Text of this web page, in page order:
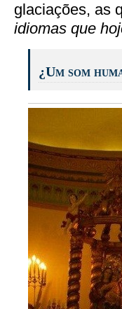
glaciações, as
idiomas que
¿Um som